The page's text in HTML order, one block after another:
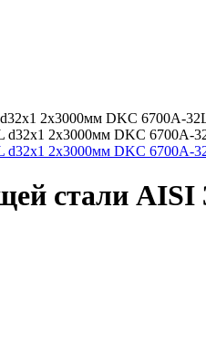
2х3000мм DKC 6700A-
стали